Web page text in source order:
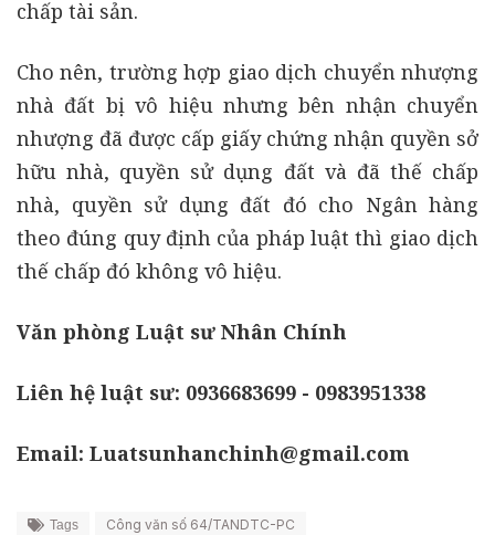
chấp tài sản.
Cho nên, trường hợp giao dịch chuyển nhượng
nhà đất bị vô hiệu nhưng bên nhận chuyển
nhượng đã được cấp giấy chứng nhận quyền sở
hữu nhà, quyền sử dụng đất và đã thế chấp
nhà, quyền sử dụng đất đó cho Ngân hàng
theo đúng quy định của pháp luật thì giao dịch
thế chấp đó không vô hiệu.
Văn phòng Luật sư Nhân Chính
Liên hệ luật sư: 0936683699 - 0983951338
Email: Luatsunhanchinh@gmail.com
Tags
Công văn số 64/TANDTC-PC